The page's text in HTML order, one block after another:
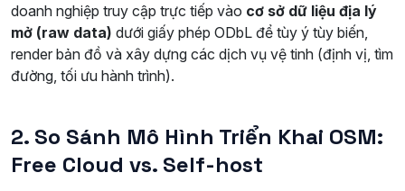
doanh nghiệp truy cập trực tiếp vào cơ sở dữ liệu địa lý
mở (raw data) dưới giấy phép ODbL để tùy ý tùy biến,
render bản đồ và xây dựng các dịch vụ vệ tinh (định vị, tìm
đường, tối ưu hành trình).
2. So Sánh Mô Hình Triển Khai OSM:
Free Cloud vs. Self-host